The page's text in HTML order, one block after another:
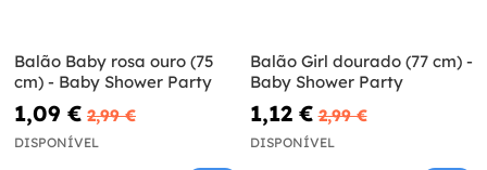
Balão Baby rosa ouro (75
cm) - Baby Shower Party
1,09 € 2,99 €
DISPONÍVEL
Balão Girl dourado (77 cm) -
Baby Shower Party
1,12 € 2,99 €
DISPONÍVEL